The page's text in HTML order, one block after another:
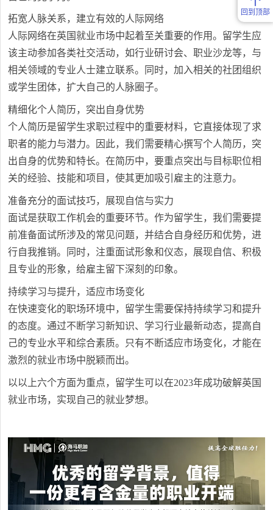
拓宽人脉关系，建立有效的人际网络
人际网络在英国就业市场中起着至关重要的作用。留学生应
该主动参加各类社交活动，如行业研讨会、职业沙龙等，与
相关领域的专业人士建立联系。同时，加入相关的社团组织
或学生团体，扩大自己的人脉圈子。
精细化个人简历，突出自身优势
个人简历是留学生求职过程中的重要材料，它直接体现了求
职者的能力与潜力。因此，我们需要精心撰写个人简历，突
出自身的优势和特长。在简历中，要重点突出与目标职位相
关的经验、技能和项目，使其更加吸引雇主的注意力。
准备充分的面试技巧，展现自信与实力
面试是获取工作机会的重要环节。作为留学生，我们需要提
前准备面试所涉及的常见问题，并结合自身经历和优势，进
行自我推销。同时，注重面试形象和仪态，展现自信、积极
且专业的形象，给雇主留下深刻的印象。
持续学习与提升，适应市场变化
在快速变化的职场环境中，留学生需要保持持续学习和提升
的态度。通过不断学习新知识、学习行业最新动态，提高自
己的专业水平和综合素质。只有不断适应市场变化，才能在
激烈的就业市场中脱颖而出。
以以上六个方面为重点，留学生可以在2023年成功破解英国
就业市场，实现自己的就业梦想。
回到顶部